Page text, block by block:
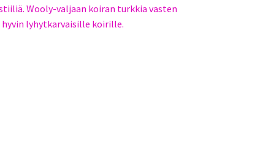
Wooly-valjaan koiran turkkia vasten
lyhytkarvaisille koirille.